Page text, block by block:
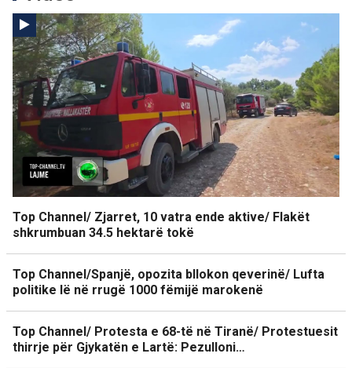
Top Channel/ Zjarret, 10 vatra ende aktive/ Flakët
shkrumbuan 34.5 hektarë tokë
Top Channel/Spanjë, opozita bllokon qeverinë/ Lufta
politike lë në rrugë 1000 fëmijë marokenë
Top Channel/ Protesta e 68-të në Tiranë/ Protestuesit
thirrje për Gjykatën e Lartë: Pezulloni…